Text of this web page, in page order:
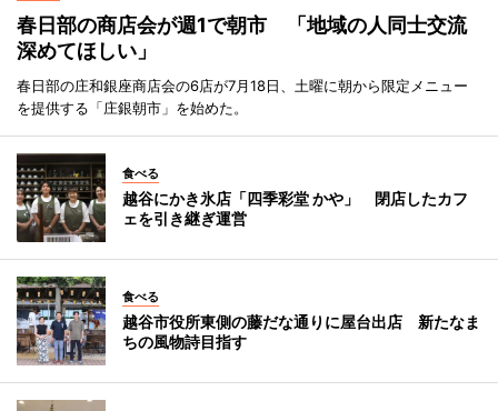
春日部の商店会が週1で朝市 「地域の人同士交流
深めてほしい」
春日部の庄和銀座商店会の6店が7月18日、土曜に朝から限定メニュー
を提供する「庄銀朝市」を始めた。
食べる
越谷にかき氷店「四季彩堂 かや」 閉店したカフ
ェを引き継ぎ運営
食べる
越谷市役所東側の藤だな通りに屋台出店 新たなま
ちの風物詩目指す